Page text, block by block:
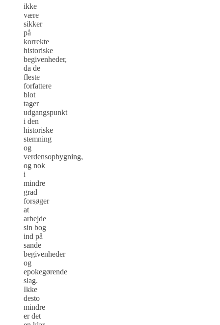
ikke
være
sikker
på
korrekte
historiske
begivenheder,
da de
fleste
forfattere
blot
tager
udgangspunkt
i den
historiske
stemning
og
verdensopbygning,
og nok
i
mindre
grad
forsøger
at
arbejde
sin bog
ind på
sande
begivenheder
og
epokegørende
slag.
Ikke
desto
mindre
er det